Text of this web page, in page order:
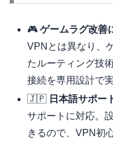
🎮ゲームラグ改善
VPNとは異なり、
たルーティング技
接続を専用設計で
🇯🇵 日本語サポー
サポートに対応。
きるので、VPN初